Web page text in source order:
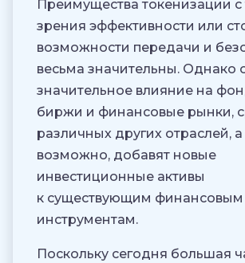
Преимущества токенизации с
зрения эффективности или
возможности передачи и
весьма значительны. Однако
значительное влияние на
биржи и финансовые рынки,
различных других отраслей,
возможно, добавят новые
инвестиционные активы
к существующим финансовым
инструментам.
Поскольку сегодня большая